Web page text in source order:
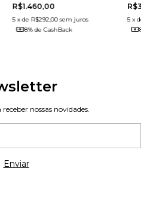
R$1.460,00
5 xde R$292,00 sem juros
8% de CashBack
5 x de
8%
nossas novidades.